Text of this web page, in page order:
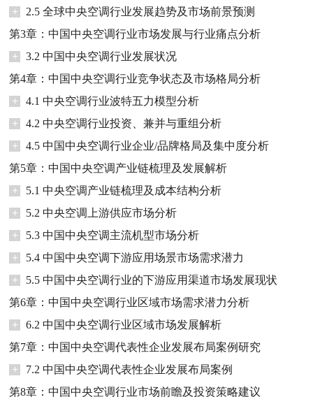
+
2.5 全球中央空调行业发展趋势及市场前景预测
第3章：中国中央空调行业市场发展与行业痛点分析
+
3.2 中国中央空调行业发展状况
第4章：中国中央空调行业竞争状态及市场格局分析
+
4.1 中央空调行业波特五力模型分析
+
4.2 中央空调行业投资、兼并与重组分析
+
4.5 中国中央空调行业企业/品牌格局及集中度分析
第5章：中国中央空调产业链梳理及发展解析
+
5.1 中央空调产业链梳理及成本结构分析
+
5.2 中央空调上游供应市场分析
+
5.3 中国中央空调主流机型市场分析
+
5.4 中国中央空调下游应用场景市场需求潜力
+
5.5 中国中央空调行业的下游应用渠道市场发展现状
第6章：中国中央空调行业区域市场需求潜力分析
+
6.2 中国中央空调行业区域市场发展解析
第7章：中国中央空调代表性企业发展布局案例研究
+
7.2 中国中央空调代表性企业发展布局案例
第8章：中国中央空调行业市场前瞻及投资策略建议